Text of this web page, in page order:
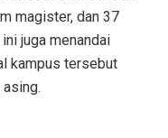
magister, dan 37
juga menandai
kampus tersebut